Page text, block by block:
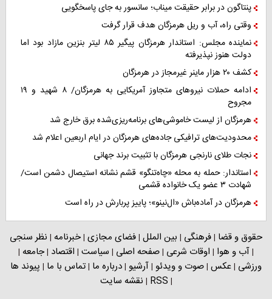
پنتاگون در برابر حقیقت میناب؛ سانسور به جای پاسخگویی
وقتی راه، آب و ریل هرمزگان هدف قرار گرفت
نماینده مجلس: استاندار هرمزگان پیگیر ۸۵ لیتر بنزین مازاد بود اما
دولت هنوز نپذیرفته
کشف ۲۰ هزار ماینر غیرمجاز در هرمزگان
ادامه حملات نیروهای متجاوز آمریکایی به هرمزگان/ ۸ شهید و ۱۹
مجروح
هرمزگان از لیست خاموشی‌های برنامه‌ریزی‌شده برق خارج شد
محدودیت‌های ترافیکی جاده‌های هرمزگان در ایام اربعین اعلام شد
نجات طلای نارنجی هرمزگان با تثبیت برند جهانی
استاندار: حمله به محله «چاه‌تنگو» قشم نشانه استیصال دشمن است/
شهادت ۳ عضو یک خانواده قشمی
هرمزگان در آماده‌باش «ال‌نینو»؛ پاییز پربارش در راه است
حقوق و قضا |فرهنگی | بین الملل |فضای مجازی |خبرنامه | نظر سنجی
|آب و هوا | اوقات شرعی |صفحه اصلی | سیاست | اقتصاد |جامعه |
ورزشی |عکس |صوت و ویدئو |آرشیو |درباره ما |تماس با ما | پیوند ها
|
RSS
| نقشه سایت